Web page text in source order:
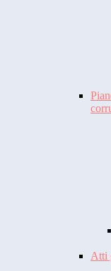
Atti